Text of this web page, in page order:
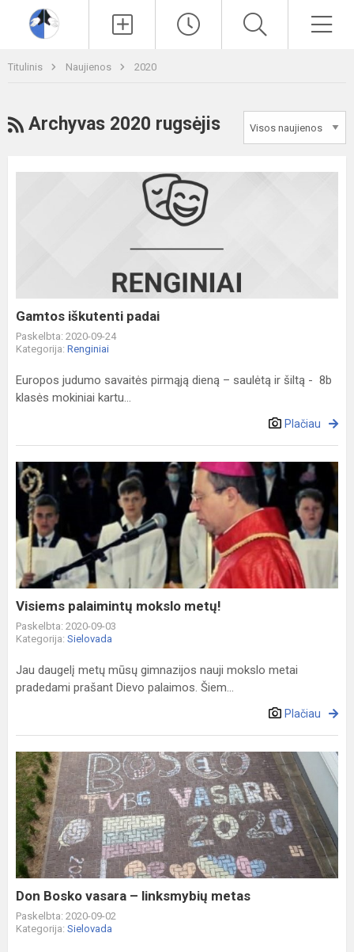
Titulinis Naujienos 2020
RSS
Archyvas 2020 rugsėjis
Gamtos iškutenti padai
Paskelbta: 2020-09-24
Kategorija: Renginiai
Europos judumo savaitės pirmąją dieną – saulėtą ir šiltą - 8b
klasės mokiniai kartu...
Plačiau
Visiems
palaimintų
mokslo
metų!
Visiems palaimintų mokslo metų!
Paskelbta: 2020-09-03
Kategorija: Sielovada
Jau daugelį metų mūsų gimnazijos nauji mokslo metai
pradedami prašant Dievo palaimos. Šiem...
Plačiau
Don
Bosko
vasara
–
linksmybių
metas
Don Bosko vasara – linksmybių metas
Paskelbta: 2020-09-02
Kategorija: Sielovada